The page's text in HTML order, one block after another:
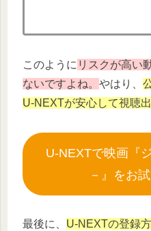
このように リスクが高い
ないですよね。 やはり、
U-NEXTが安心して視聴
U-NEXTで映画『
－』をお
最後に、 U-NEXTの登録